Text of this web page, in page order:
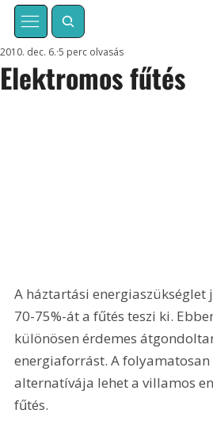
Elektromos fűtés
2010. dec. 6. 5 perc olvasás
A háztartási energiaszükséglet
70-75%-át a fűtés teszi ki.
különösen érdemes
energiaforrást. A
alternatívája lehet a villamos
fűtés.